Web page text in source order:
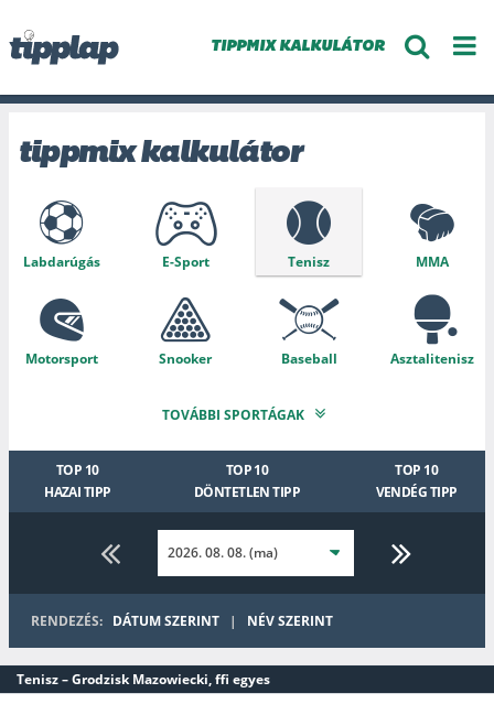
TIPPMIX KALKULÁTOR
tippmix kalkulátor
Labdarúgás E-Sport Tenisz MMA
Motorsport Snooker Baseball Asztalitenisz
Kosárlabda
Speciális
Aussie Rules
Ökölvívás
Jégkorong
Kerékpár Amerikai foci Krikett
TOVÁBBI SPORTÁGAK
TOP 10
HAZAI TIPP
TOP 10
DÖNTETLEN TIPP
TOP 10
VENDÉG TIPP
RENDEZÉS: DÁTUM SZERINT | NÉV SZERINT
Tenisz – Grodzisk Mazowiecki, ffi egyes